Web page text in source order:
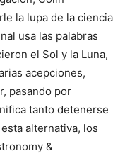
la lupa de la ciencia
usa las palabras
el Sol y la Luna,
acepciones,
pasando por
tanto detenerse
alternativa, los
&